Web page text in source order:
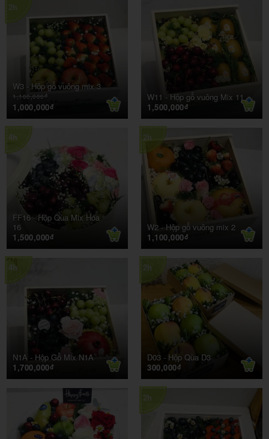
W3 - Hộp gỗ vuông mix 3
1,100,000đ
1,000,000đ
2h
W11 - Hộp gỗ vuông Mix 11
1,500,000đ
FF16 - Hộp Qùa Mix Hoa
16
1,500,000đ
4h
W2 - Hộp gỗ vuông mix 2
1,100,000đ
2h
N1A - Hộp Gỗ Mix N1A
1,700,000đ
4h
D03 - Hộp Qùa D3
300,000đ
2h
2h